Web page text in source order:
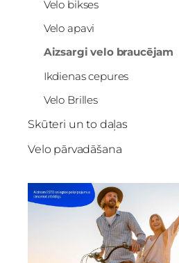
Velo bikses
Velo apavi
Aizsargi velo braucējam
Ikdienas cepures
Velo Brilles
Skūteri un to daļas
Velo pārvadāšana